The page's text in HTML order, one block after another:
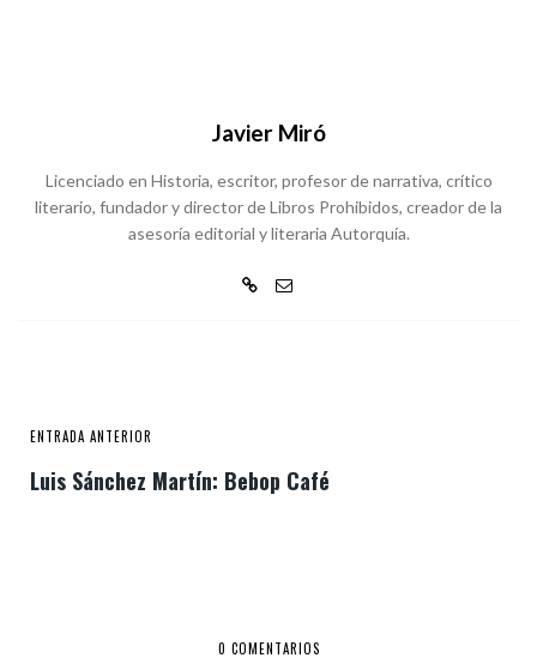
Javier Miró
Licenciado en Historia, escritor, profesor de narrativa, crítico
literario, fundador y director de Libros Prohibidos, creador de la
asesoría editorial y literaria Autorquía.
ENTRADA ANTERIOR
Luis Sánchez Martín: Bebop Café
0 COMENTARIOS